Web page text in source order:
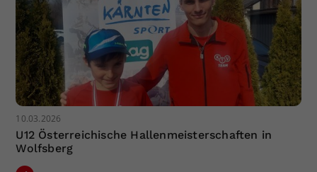
10.03.2026
U12 Österreichische Hallenmeisterschaften in
Wolfsberg